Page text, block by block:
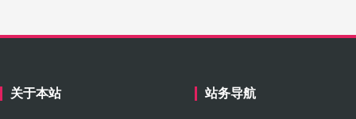
关于本站 站务导航